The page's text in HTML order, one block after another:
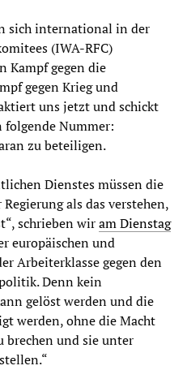
sich international in der
(IWA-RFC)
Kampf gegen die
gegen Krieg und
uns jetzt und schickt
folgende Nummer:
zu beteiligen.
Dienstes müssen die
als das verstehen,
schrieben wiram Dienstag
europäischen und
Arbeiterklasse gegen den
Denn kein
gelöst werden und die
werden, ohne die Macht
brechen und sie unter